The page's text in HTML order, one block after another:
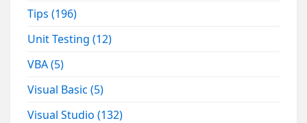
Tips(196)
Unit Testing(12)
VBA(5)
Visual Basic(5)
Visual Studio(132)